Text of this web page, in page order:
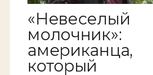
«Невеселый
молочник»:
американца,
который